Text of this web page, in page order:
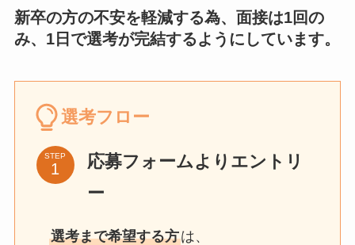
新卒の方の不安を軽減する為、面接は1回の
み、1日で選考が完結するようにしています。
選考フロー
STEP
応募フォームよりエントリ
ー
選考まで希望する方は、